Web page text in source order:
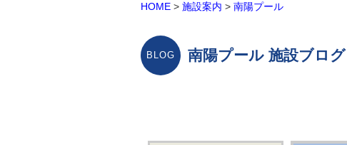
HOME > 施設案内 > 南陽プール
南陽プール 施設ブログ